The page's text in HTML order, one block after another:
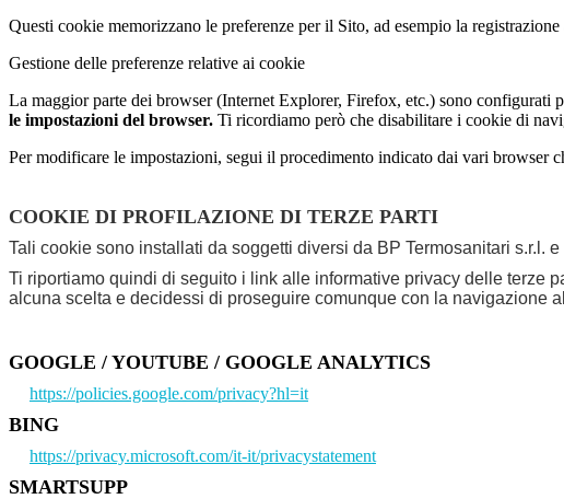
Questi cookie memorizzano le preferenze per il Sito, ad esempio la
Gestione delle preferenze relative ai cookie
La maggior parte dei browser (Internet Explorer, Firefox, etc.) sono configurati
le impostazioni del browser. Ti ricordiamo però che disabilitare i cookie di
Per modificare le impostazioni, segui il procedimento indicato dai vari
COOKIE DI PROFILAZIONE DI TERZE PARTI
Tali cookie sono installati da soggetti diversi da BP Termosanitari s.r.l.
Ti riportiamo quindi di seguito i link alle informative privacy delle terze
alcuna scelta e decidessi di proseguire comunque con la navigazione
GOOGLE / YOUTUBE / GOOGLE ANALYTICS
https://policies.google.com/privacy?hl=it
BING
https://privacy.microsoft.com/it-it/privacystatement
SMARTSUPP